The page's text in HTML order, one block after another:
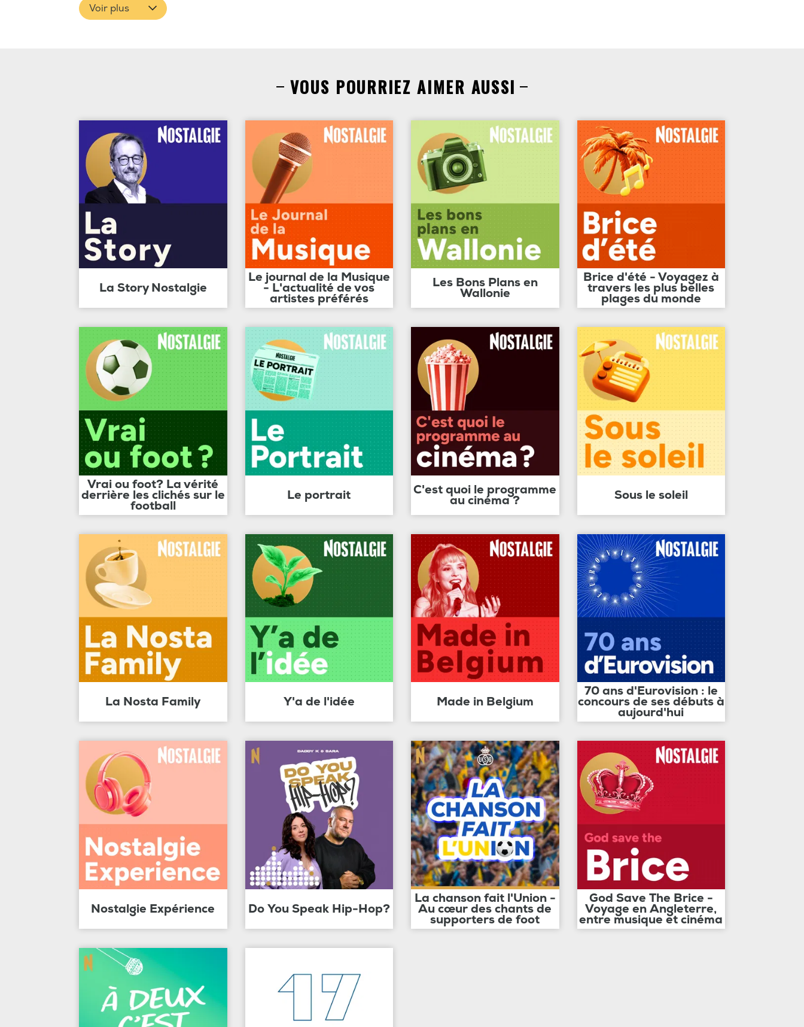
Voir plus
VOUS POURRIEZ AIMER AUSSI
La Story Nostalgie
Le journal de la Musique
- L'actualité de vos
artistes préférés
Les Bons Plans en
Wallonie
Brice d'été - Voyagez à
travers les plus belles
plages du monde
Vrai ou foot? La vérité
derrière les clichés sur le
football
Le portrait C'est quoi le programme
au cinéma ? Sous le soleil
La Nosta Family Y'a de l'idée Made in Belgium
70 ans d'Eurovision : le
concours de ses débuts à
aujourd'hui
Nostalgie Expérience Do You Speak Hip-Hop?
La chanson fait l'Union -
Au cœur des chants de
supporters de foot
God Save The Brice -
Voyage en Angleterre,
entre musique et cinéma